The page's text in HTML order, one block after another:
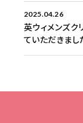
2025.04.26
英ウィメンズク
ていただきまし